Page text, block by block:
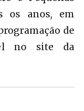
os anos, em
de
no site da